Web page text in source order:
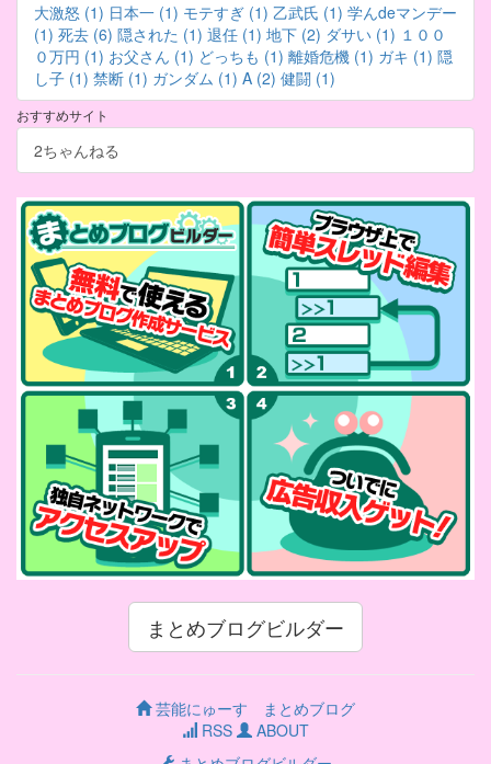
大激怒 (1) 日本一 (1) モテすぎ (1) 乙武氏 (1) 学んdeマンデー
(1) 死去 (6) 隠された (1) 退任 (1) 地下 (2) ダサい (1) １００
０万円 (1) お父さん (1) どっちも (1) 離婚危機 (1) ガキ (1) 隠
し子 (1) 禁断 (1) ガンダム (1) A (2) 健闘 (1)
おすすめサイト
2ちゃんねる
まとめブログビルダー
芸能にゅーす まとめブログ
RSS
ABOUT